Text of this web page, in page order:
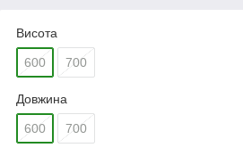
Висота
600 700
Довжина
600 700